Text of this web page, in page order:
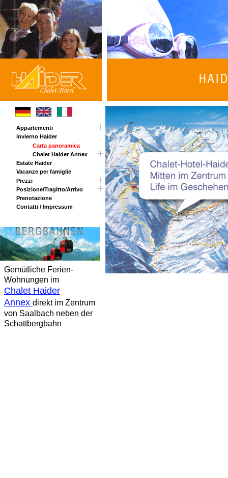
Appartementi
Tour
invierno Haider
Carta panoramica
Chalet Haider Annex
Estate Haider
Vacanze per famiglie
Prezzi
Opening invernale
Sorpresa di Pasqua
Prezzi estivi
Posizione/Tragitto/Arrivo
Tragitto
Prenotazione
Contatti / Impressum
Gemütliche Ferien-
Wohnungen im
Chalet Haider
Annex direkt im Zentrum
von Saalbach neben der
Schattbergbahn